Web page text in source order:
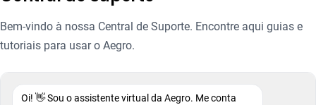
Bem-vindo à nossa Central de Suporte. Encontre aqui guias e
tutoriais para usar o Aegro.
Oi! 👋 Sou o assistente virtual da Aegro. Me conta